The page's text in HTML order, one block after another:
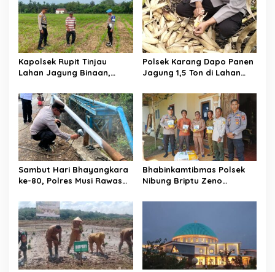
p
o
s
Kapolsek Rupit Tinjau
Lahan Jagung Binaan,
Ketahanan Pangan di Desa
Batu Gajah
Polsek Karang Dapo Panen
Jagung 1,5 Ton di Lahan
Sambut Hari Bhayangkara
ke-80, Polres Musi Rawas
dan Perkuat Akses Warga
Jayaloka
Bhabinkamtibmas Polsek
Nibung Briptu Zeno
Jagung untuk 3 Kelompok